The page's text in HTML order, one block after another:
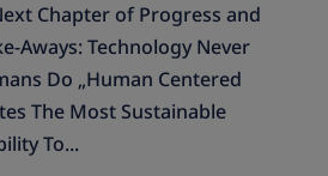
Chapter of Progress and
Aways: Technology Never
Do „Human Centered
The Most Sustainable
To...